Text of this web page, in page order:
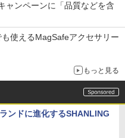
ャンペーンに「品質などを含
使えるMagSafeアクセサリー
もっと見る
ンドに進化するSHANLING